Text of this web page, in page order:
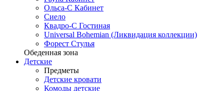
Ольса-С Кабинет
Сиело
Квадро-С Гостиная
Universal Bohemian (Ликвидация коллекции)
Форест Стулья
Обеденная зона
Детские
Предметы
Детские кровати
Комоды детские